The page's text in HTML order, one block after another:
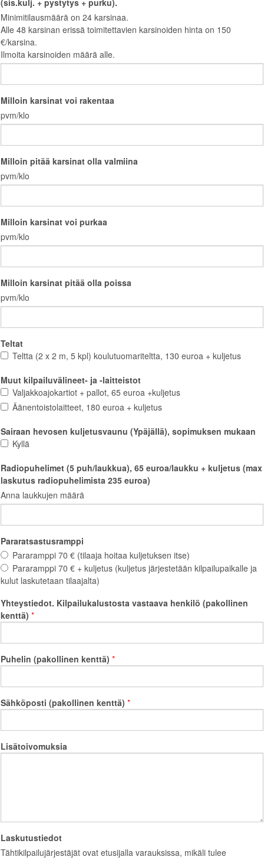
(sis.kulj. + pystytys + purku).
Minimitilausmäärä on 24 karsinaa.
Alle 48 karsinan erissä toimitettavien karsinoiden hinta on 150
€/karsina.
Ilmoita karsinoiden määrä alle.
Milloin karsinat voi rakentaa
pvm/klo
Milloin pitää karsinat olla valmiina
pvm/klo
Milloin karsinat voi purkaa
pvm/klo
Milloin karsinat pitää olla poissa
pvm/klo
Teltat
Teltta (2 x 2 m, 5 kpl) koulutuomariteltta, 130 euroa + kuljetus
Muut kilpailuvälineet- ja -laitteistot
Valjakkoajokartiot + pallot, 65 euroa +kuljetus
Äänentoistolaitteet, 180 euroa + kuljetus
Sairaan hevosen kuljetusvaunu (Ypäjällä), sopimuksen mukaan
Kyllä
Radiopuhelimet (5 puh/laukkua), 65 euroa/laukku + kuljetus (max
laskutus radiopuhelimista 235 euroa)
Anna laukkujen määrä
Pararatsastusramppi
Pararamppi 70 € (tilaaja hoitaa kuljetuksen itse)
Pararamppi 70 € + kuljetus (kuljetus järjestetään kilpailupaikalle ja
kulut laskutetaan tilaajalta)
Yhteystiedot. Kilpailukalustosta vastaava henkilö (pakollinen
kenttä)
Puhelin (pakollinen kenttä)
Sähköposti (pakollinen kenttä)
Lisätoivomuksia
Laskutustiedot
Tähtikilpailujärjestäjät ovat etusijalla varauksissa, mikäli tulee